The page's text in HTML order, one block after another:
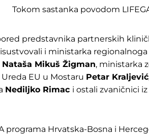
Tokom sastanka povodom
predstavnika partnerskih
i ministarka
Nataša Mikuš Žigman, ministarka
EU u Mostaru Petar Kraljević
Nediljko Rimac i ostali zvaničnici
programa Hrvatska-Bosna i